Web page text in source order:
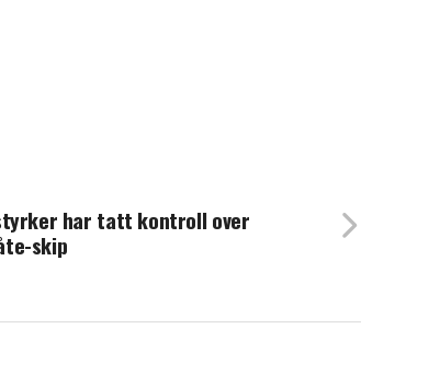
har tatt kontroll over
skip